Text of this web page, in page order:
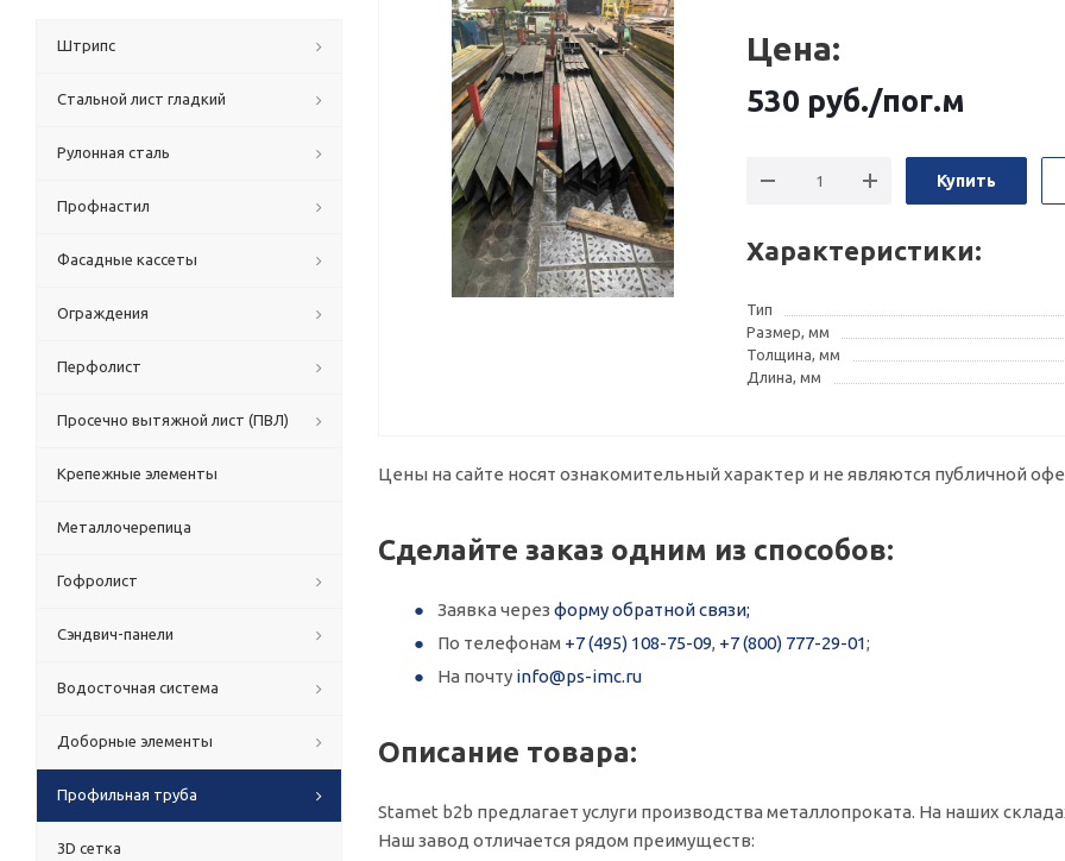
Цена:
530 руб./пог.м
Купить
Характеристики:
Тип
Размер, мм
Толщина, мм
Длина, мм
Цены на сайте носят ознакомительный характер и не являются публичной
Сделайте заказ одним из способов:
Заявка через форму обратной связи;
По телефонам +7 (495) 108-75-09, +7 (800) 777-29-01;
На почту info@ps-imc.ru
Описание товара:
Stamet b2b предлагает услуги производства металлопроката. На наших
Наш завод отличается рядом преимуществ:
Штрипс
Стальной лист гладкий
Рулонная сталь
Профнастил
Фасадные кассеты
Ограждения
Перфолист
Просечно вытяжной лист (ПВЛ)
Крепежные элементы
Металлочерепица
Гофролист
Сэндвич-панели
Водосточная система
Доборные элементы
Профильная труба
3D сетка